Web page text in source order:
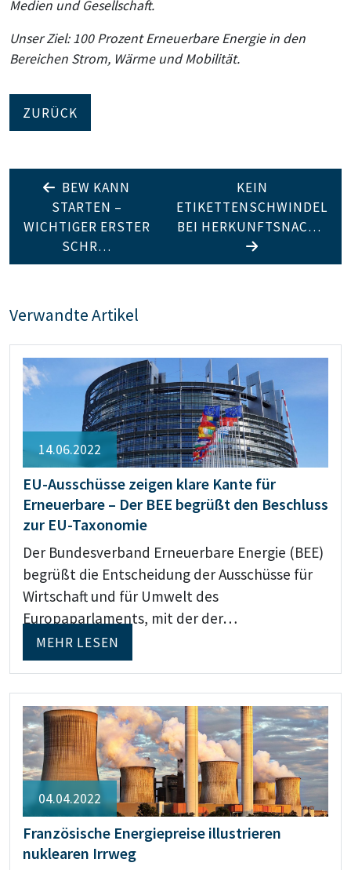
Medien und Gesellschaft.
Unser Ziel: 100 Prozent Erneuerbare Energie in den
Bereichen Strom, Wärme und Mobilität.
ZURÜCK
BEW KANN
STARTEN –
WICHTIGER ERSTER
SCHR…
KEIN
ETIKETTENSCHWINDEL
BEI HERKUNFTSNAC…
Verwandte Artikel
14.06.2022
EU-Ausschüsse zeigen klare Kante für
Erneuerbare – Der BEE begrüßt den Beschluss
zur EU-Taxonomie
Der Bundesverband Erneuerbare Energie (BEE)
begrüßt die Entscheidung der Ausschüsse für
Wirtschaft und für Umwelt des
Europaparlaments, mit der der…
MEHR LESEN
04.04.2022
Französische Energiepreise illustrieren
nuklearen Irrweg